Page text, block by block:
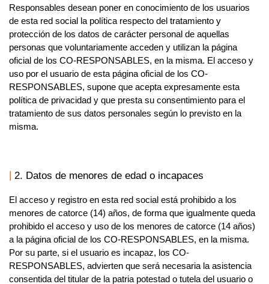
Responsables desean poner en conocimiento de los usuarios
de esta red social la política respecto del tratamiento y
protección de los datos de carácter personal de aquellas
personas que voluntariamente acceden y utilizan la página
oficial de los CO-RESPONSABLES, en la misma. El acceso y
uso por el usuario de esta página oficial de los CO-
RESPONSABLES, supone que acepta expresamente esta
política de privacidad y que presta su consentimiento para el
tratamiento de sus datos personales según lo previsto en la
misma.
2. Datos de menores de edad o incapaces
El acceso y registro en esta red social está prohibido a los
menores de catorce (14) años, de forma que igualmente queda
prohibido el acceso y uso de los menores de catorce (14 años)
a la página oficial de los CO-RESPONSABLES, en la misma.
Por su parte, si el usuario es incapaz, los CO-
RESPONSABLES, advierten que será necesaria la asistencia
consentida del titular de la patria potestad o tutela del usuario o